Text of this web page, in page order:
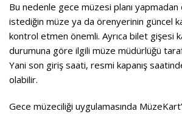
Bu nedenle gece müzesi planı
istediğin müze ya da örenyerinin güncel
kontrol etmen önemli. Ayrıca bilet gişesi
durumuna göre ilgili müze müdürlüğü
Yani son giriş saati, resmi kapanış
olabilir.
Gece müzeciliği uygulamasında